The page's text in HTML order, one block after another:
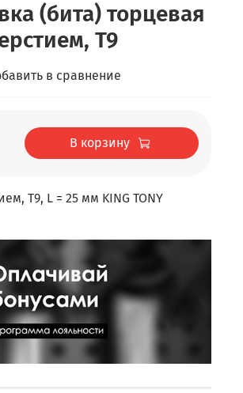
(бита) торцевая
T9
в сравнение
В корзину
T9, L = 25 мм KING TONY